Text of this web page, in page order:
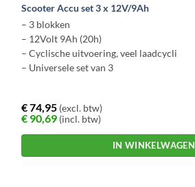
Scooter Accu set 3 x 12V/9Ah
– 3 blokken
– 12Volt 9Ah (20h)
– Cyclische uitvoering, veel laadcycli
– Universele set van 3
€74,95 (excl. btw)
€ 90,69 (incl. btw)
IN WINKELWAGEN